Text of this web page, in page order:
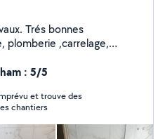
Trés bonnes
plomberie ,carrelage,
: 5/5
chantiers